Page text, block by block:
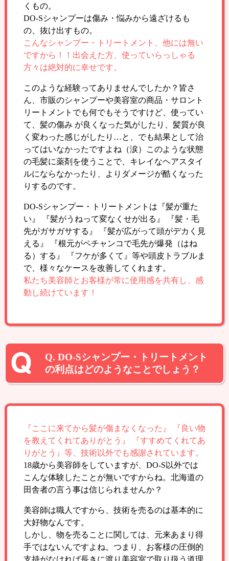
くもの。
DO-Sシャンプーは傷み・悩みから遠ざけるも
の、抜け出すもの。
こんなシャンプー・トリートメント、他には無い
ですから！！出会えた方、使っていらっしゃる
方々は絶対的に幸せです。
このような経験ってありませんでしたか？皆さ
ん、市販のシャンプーや美容室の商品・サロント
リートメントでも何でもそうですけど、使ってい
て、髪の傷み が良くなった気がしたり、髪質が良
く変わった感じがしたり…と、でも結果として治
ってはいなかったですよね（涙）このような状態
の毛髪に薬剤を使うことで、キレイなヘアスタイ
ルにならなかったり、よりダメージが酷くなった
りするのです。
DO-Sシャンプー・トリートメントは『髪が重た
い』 『髪がうねって変なくせが出る』 『髪・毛
先がガサガサする』 『髪が広がって頭がデカく見
える』 『根元がペチャンコで毛先が爆発（はね
る）する』 『フケが多くて』等や頭皮トラブルま
で、様々なケースを改善してくれます。
私たち美容師とお客様が常に使用感を共有し、感
動し続けています！
Q. DO-Sシャンプー・トリートメント
の利点はどのようなことでしょう？
『ここに来てから髪が傷まなくなった』 『良い物
を教えてくれてありがとう』 『すすめてくれてあ
りがとう』等、技術以外でも感謝されています。
18歳から美容師をしていますが、DO-S以外では
こんな体験したことが無いですからね。北海道の
田舎者の言う事は信じられませんか？
美容師は職人ですから、技術を売るのは基本的に
大好物なんです。
しかし、物を売ることに関しては、元来あまり得
手ではないんですよね。つまり、お客様の圧倒的